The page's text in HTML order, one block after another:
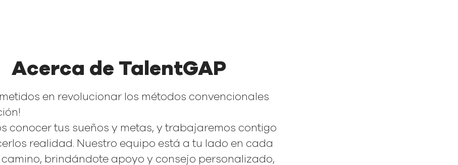
Acerca de TalentGAP
en revolucionar los métodos convencionales
conocer tus sueños y metas, y trabajaremos contigo
realidad. Nuestro equipo está a tu lado en cada
brindándote apoyo y consejo personalizado,